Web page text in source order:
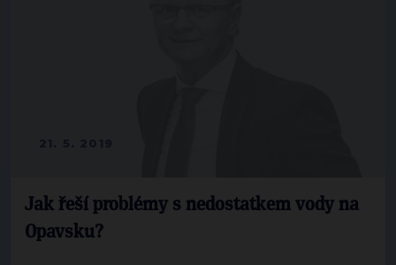
Jak řeší problémy s nedostatkem vody na
Opavsku?